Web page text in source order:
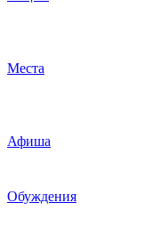
Места
Афиша
Обуждения